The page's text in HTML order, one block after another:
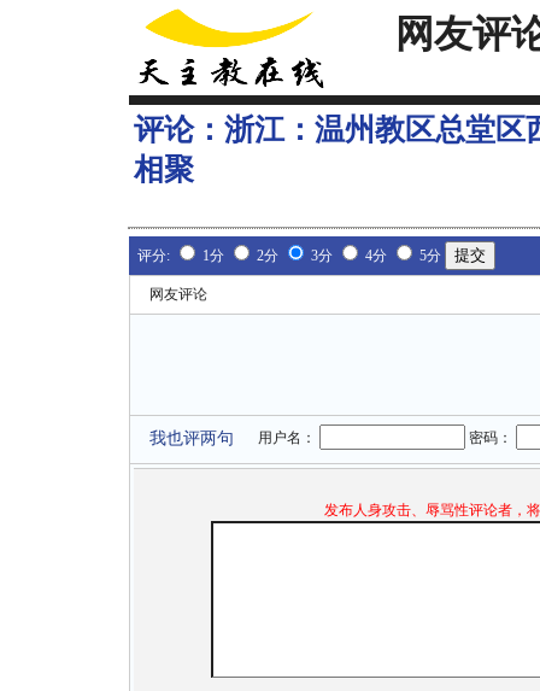
网友评
评论： 浙江：温州教区总堂区
相聚
评分: 1分 2分 3分 4分 5分
网友评论
我也评两句 用户名： 密码：
发布人身攻击、辱骂性评论者，